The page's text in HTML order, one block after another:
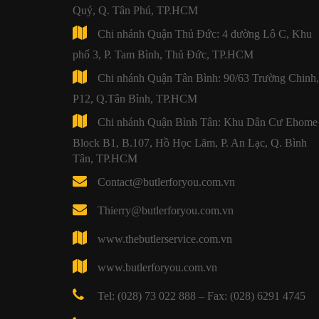
Quý, Q. Tân Phú, TP.HCM
Chi nhánh Quận Thủ Đức: 4 đường Lô C, Khu
phố 3, P. Tam Bình, Thủ Đức, TP.HCM
Chi nhánh Quận Tân Bình: 90/63 Trường Chinh,
P12, Q.Tân Bình, TP.HCM
Chi nhánh Quận Bình Tân: Khu Dân Cư
Block B1, B.107, Hồ Học Lãm, P. An Lạc, Q. Bình
Tân, TP.HCM
Contact@butlerforyou.com.vn
Thierry@butlerforyou.com.vn
www.thebutlerservice.com.vn
www.butlerforyou.com.vn
Tel: (028) 73 022 888 – Fax: (028) 6291 4745